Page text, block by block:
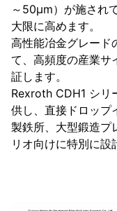
～50μm）が施され
大限に高めます。
高性能冶金グレード
て、高頻度の産業サ
証します。
Rexroth CDH1 シリ
供し、直接ドロップ
製鉄所、大型鍛造プ
リオ向けに特別に設